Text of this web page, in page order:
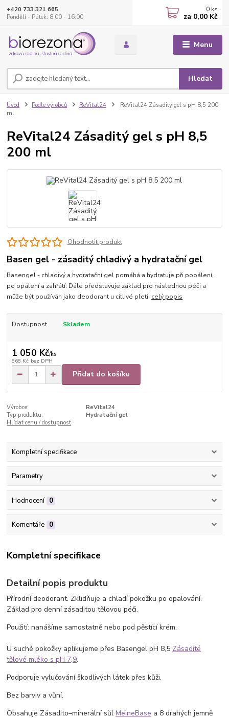
Menu
Hledat
+420 733 321 665
Pondělí - Pátek: 8:00 - 16:00
0 ks
za 0,00 Kč
Úvod Podle výrobců ReVital24
ReVital24 Zásaditý gel s pH 8,5 200
ml
ReVital24 Zásaditý gel s pH 8,5
200 ml
Ohodnotit produkt
Basen gel - zásaditý chladivý a hydratační gel
Basengel - chladivý a hydratační gel pomáhá a hydratuje při popálení,
po opálení a zahřátí. Dále představuje základ pro následnou péči a
může být používán jako deodorant u citlivé pleti. celý popis
Dostupnost Skladem
1 050 Kč/ks
868 Kč bez DPH
Přidat do košíku
Výrobce:
ReVital24
Typ produktu:
Hydratační gel
Hlídat cenu / dostupnost
Kompletní specifikace
Parametry
Hodnocení 0
Komentáře 0
Kompletní specifikace
Detailní popis produktu
Přírodnídeodorant. Zklidňuje a chladí pokožku po opalování.
Základ pro denní zásaditou tělovoupéči.
Použití: nanášíme samostatně nebo pod pěstící krém.
U suché pokožky aplikujeme přes Basengel pH 8,5 Zásadité
tělové mléko s pH 7,9.
Podporujevylučováníškodlivých látek přes kůži.
Bez barviv a vůní.
Obsahuje Zásadito–minerální sůlMeineBase a 8 drahých jemně